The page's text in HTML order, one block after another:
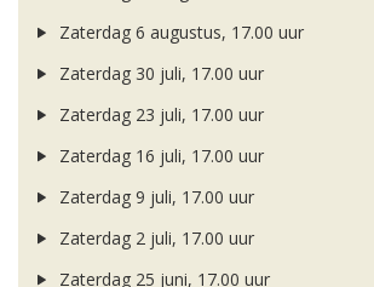
Zaterdag 6 augustus, 17.00 uur
Zaterdag 30 juli, 17.00 uur
Zaterdag 23 juli, 17.00 uur
Zaterdag 16 juli, 17.00 uur
Zaterdag 9 juli, 17.00 uur
Zaterdag 2 juli, 17.00 uur
Zaterdag 25 juni, 17.00 uur